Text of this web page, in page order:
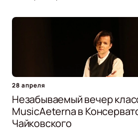
28 апреля
Незабываемый вечер
MusicAeterna в
Чайковского